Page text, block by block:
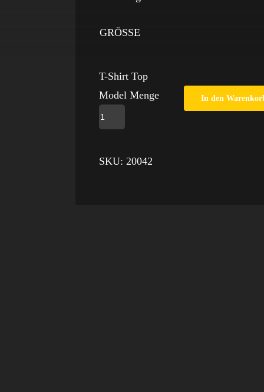
GRÖSSE
T-Shirt Top
Model Menge
In den
SKU: 20042